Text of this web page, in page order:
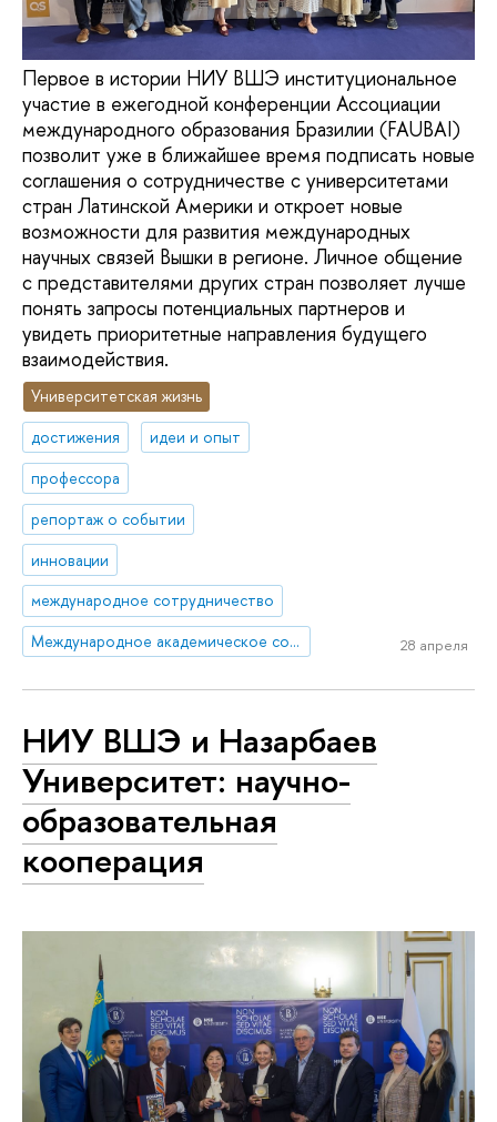
Первое в истории НИУ ВШЭ институциональное
участие в ежегодной конференции Ассоциации
международного образования Бразилии (FAUBAI)
позволит уже в ближайшее время подписать новые
соглашения о сотрудничестве с университетами
стран Латинской Америки и откроет новые
возможности для развития международных
научных связей Вышки в регионе. Личное общение
с представителями других стран позволяет лучше
понять запросы потенциальных партнеров и
увидеть приоритетные направления будущего
взаимодействия.
Университетская жизнь
достижения
идеи и опыт
профессора
репортаж о событии
инновации
международное сотрудничество
Международное академическое сотрудничество
28 апреля
НИУ ВШЭ и Назарбаев
Университет: научно-
образовательная
кооперация